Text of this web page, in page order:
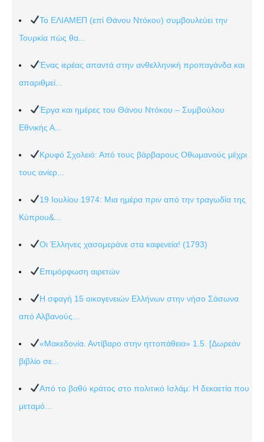
Το ΕΛΙΑΜΕΠ (επί Θάνου Ντόκου) συμβουλεύει την
Τουρκία πώς θα...
Ένας ιερέας απαντά στην ανθελληνική προπαγάνδα και
απαριθμεί...
Έργα και ημέρες του Θάνου Ντόκου – Συμβούλου
Εθνικής Α...
Κρυφό Σχολειό: Από τους βάρβαρους Οθωμανούς μέχρι
τους ανίερ...
19 Ιουλίου 1974: Μια ημέρα πριν από την τραγωδία της
Κύπρου&...
Οι Έλληνες χασομεράνε στα καφενεία! (1793)
Επιμόρφωση αιρετών
Η σφαγή 15 οικογενειών Ελλήνων στην νήσο Σάσωνα
από Αλβανούς...
«Μακεδονία. Αντίβαρο στην ηττοπάθεια» 1.5. [Δωρεάν
βιβλίο σε...
Από το βαθύ κράτος στο πολιτικό Ισλάμ: Η δεκαετία που
μεταμό...